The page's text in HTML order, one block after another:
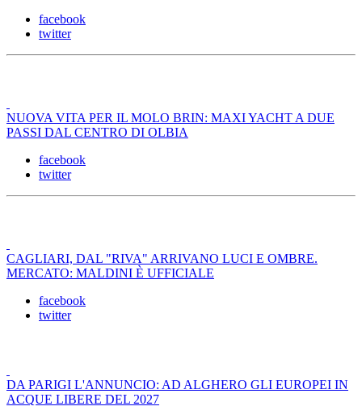
facebook
twitter
NUOVA VITA PER IL MOLO BRIN: MAXI YACHT A DUE
PASSI DAL CENTRO DI OLBIA
facebook
twitter
CAGLIARI, DAL "RIVA" ARRIVANO LUCI E OMBRE.
MERCATO: MALDINI È UFFICIALE
facebook
twitter
DA PARIGI L'ANNUNCIO: AD ALGHERO GLI EUROPEI IN
ACQUE LIBERE DEL 2027